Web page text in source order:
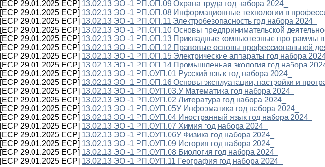
[ECP 29.01.2025 ECP] 13.02.13 ЭО -1 РП.ОП.09 Охрана труда год набора 2024_
[ECP 29.01.2025 ECP] 13.02.13 ЭО -1 РП.ОП.08 Информационные технологии в
[ECP 29.01.2025 ECP] 13.02.13 ЭО -1 РП.ОП.11 Электробезопасность год набора 2024_
[ECP 29.01.2025 ECP] 13.02.13 ЭО -1 РП.ОП.10 Основы предпринимательской
[ECP 29.01.2025 ECP] 13.02.13 ЭО -1 РП.ОП.13 Прикладные компьютерные программы в
[ECP 29.01.2025 ECP] 13.02.13 ЭО -1 РП.ОП.12 Правовые основы профессиональной
[ECP 29.01.2025 ECP] 13.02.13 ЭО -1 РП.ОП.15 Электрические аппараты год набора 2024
[ECP 29.01.2025 ECP] 13.02.13 ЭО -1 РП.ОП.14 Промышленная экология год набора
[ECP 29.01.2025 ECP] 13.02.13 ЭО -1 РП.ОУП.01 Русский язык год набора 2024_
[ECP 29.01.2025 ECP] 13.02.13 ЭО -1 РП.ОП.16 Основы эксплуатации, настройки и
[ECP 29.01.2025 ECP] 13.02.13 ЭО -1 РП.ОУП.03.У Математика год набора 2024_
[ECP 29.01.2025 ECP] 13.02.13 ЭО -1 РП.ОУП.02 Литература год набора 2024_
[ECP 29.01.2025 ECP] 13.02.13 ЭО -1 РП.ОУП.05У Информатика год набора 2024_
[ECP 29.01.2025 ECP] 13.02.13 ЭО -1 РП.ОУП.04 Иностранный язык год набора 2024_
[ECP 29.01.2025 ECP] 13.02.13 ЭО -1 РП.ОУП.07 Химия год набора 2024_
[ECP 29.01.2025 ECP] 13.02.13 ЭО -1 РП.ОУП.06У Физика год набора 2024_
[ECP 29.01.2025 ECP] 13.02.13 ЭО -1 РП.ОУП.09 История год набора 2024_
[ECP 29.01.2025 ECP] 13.02.13 ЭО -1 РП.ОУП.08 Биология год набора 2024_
[ECP 29.01.2025 ECP] 13.02.13 ЭО -1 РП.ОУП.11 География год набора 2024_